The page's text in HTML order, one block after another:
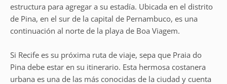
estructura para agregar a su estadía. Ubicada en el distrito
de Pina, en el sur de la capital de Pernambuco, es una
continuación al norte de la playa de Boa Viagem.
Si Recife es su próxima ruta de viaje, sepa que Praia do
Pina debe estar en su itinerario. Esta hermosa costanera
urbana es una de las más conocidas de la ciudad y cuenta